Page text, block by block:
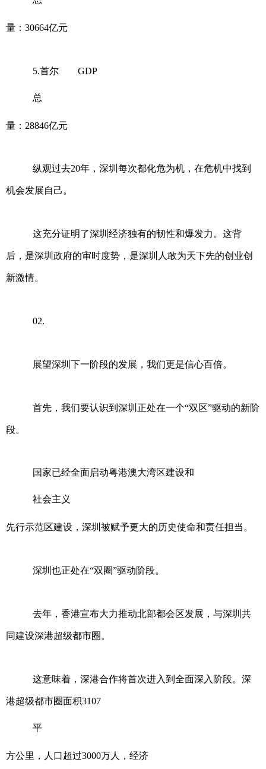
量：30664亿元
5.首尔 GDP
总
量：28846亿元
纵观过去20年，深圳每次都化危为机，在危机中找到
机会发展自己。
这充分证明了深圳经济独有的韧性和爆发力。这背
后，是深圳政府的审时度势，是深圳人敢为天下先的创业创
新激情。
02.
展望深圳下一阶段的发展，我们更是信心百倍。
首先，我们要认识到深圳正处在一个“双区”驱动的新阶
段。
国家已经全面启动粤港澳大湾区建设和
社会主义
先行示范区建设，深圳被赋予更大的历史使命和责任担当。
深圳也正处在“双圈”驱动阶段。
去年，香港宣布大力推动北部都会区发展，与深圳共
同建设深港超级都市圈。
这意味着，深港合作将首次进入到全面深入阶段。深
港超级都市圈面积3107
平
方公里，人口超过3000万人，经济